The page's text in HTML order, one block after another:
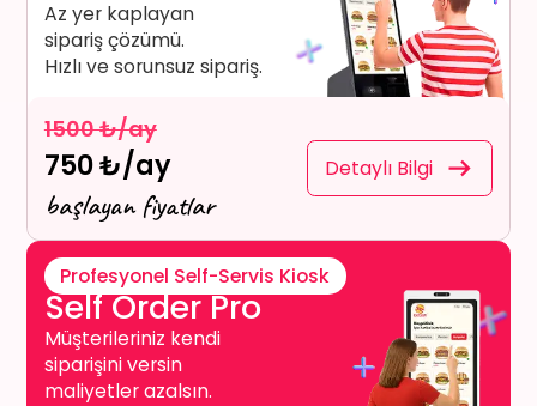
Az yer kaplayan
sipariş çözümü.
Hızlı ve sorunsuz sipariş.
1500 ₺/ay
750 ₺/ay
başlayan fiyatlar
Detaylı Bilgi
Profesyonel Self-Servis Kiosk
Self Order Pro
Müşterileriniz kendi
siparişini versin
maliyetler azalsın.